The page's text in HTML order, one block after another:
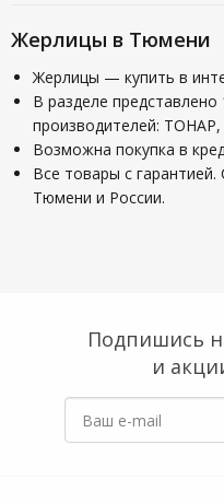
Жерлицы в Тюмени
Жерлицы — купить в
В разделе
производителей:
Возможна покупка в
Все товары с
Тюмени и России.
Подпишись
и